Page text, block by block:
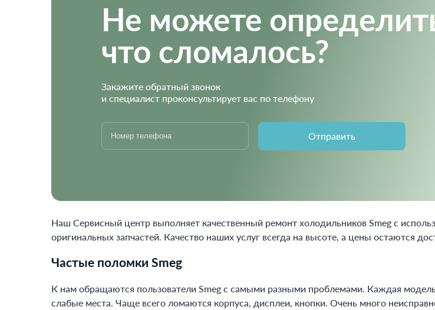
Не можете
что сломалось?
Закажите обратный звонок
и специалист проконсультирует вас по телефону
Наш Сервисный центр выполняет качественный ремонт холодильников Smeg с
оригинальных запчастей. Качество наших услуг всегда на высоте, а цены остаются
Частые поломки Smeg
К нам обращаются пользователи Smeg с самыми разными проблемами. Каждая
слабые места. Чаще всего ломаются корпуса, дисплеи, кнопки. Очень много